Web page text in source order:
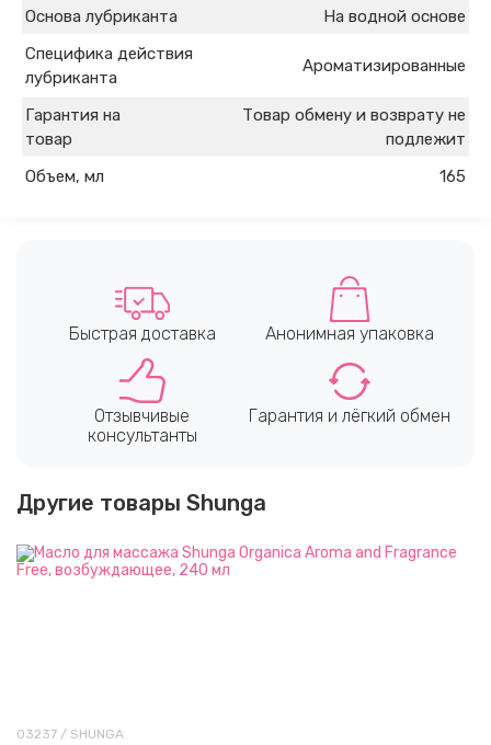
Основа лубриканта
На водной основе
Специфика действия
лубриканта
Ароматизированные
Гарантия на
товар
Товар обмену и возврату не
подлежит
Объем, мл
165
Быстрая доставка Анонимная упаковка
Отзывчивые
консультанты
Гарантия и лёгкий обмен
Другие товары Shunga
03237 / SHUNGA